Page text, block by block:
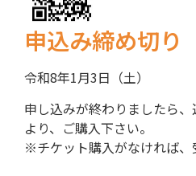
申込み締め切り
令和8年1月3日（土）
申し込みが終わりましたら
より、ご購入下さい。
※チケット購入がなければ、